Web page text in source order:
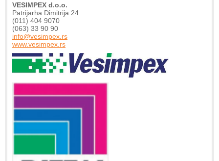
VESIMPEX d.o.o.
Patrijarha Dimitrija 24
(011) 404 9070
(063) 33 90 90
info@vesimpex.rs
www.vesimpex.rs